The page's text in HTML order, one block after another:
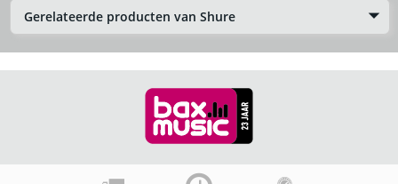
Gerelateerde producten van Shure